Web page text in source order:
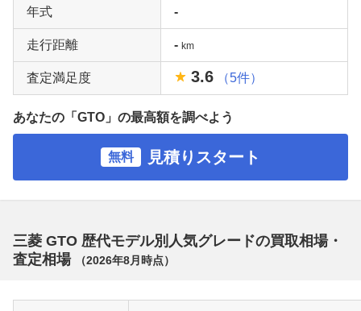
年式 -
走行距離 - km
査定満足度 3.6 （5件）
あなたの「GTO」の最高額を調べよう
無料 見積りスタート
三菱 GTO 歴代モデル別人気グレードの買取相場・
査定相場
（2026年8月 時点）